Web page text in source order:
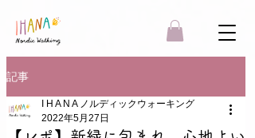
記事
I H A N A ノルディックウォーキング
2022年5月27日